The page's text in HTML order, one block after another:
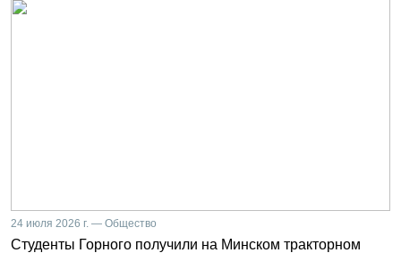
24 июля 2026 г. — Общество
Студенты Горного получили на Минском тракторном